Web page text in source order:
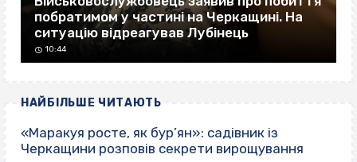
побратимом у частині на Черкащині. На
ситуацію відреагував Лубінець
10:44
НАЙБІЛЬШЕ ЧИТАЮТЬ
«Маракуя росте, як бур’ян»: садівник із
Черкащини розповів секрети вирощування